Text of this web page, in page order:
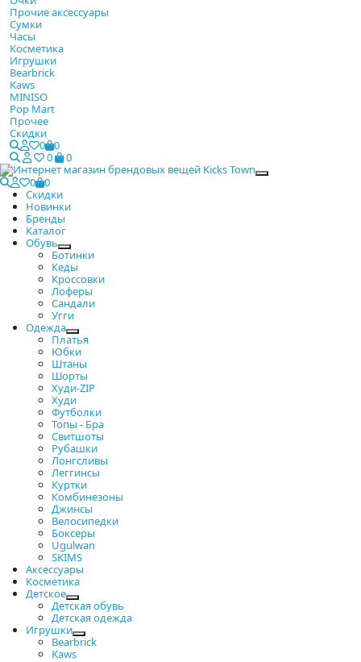
Прочие аксессуары
Сумки
Часы
Косметика
Игрушки
Bearbrick
Kaws
MINISO
Pop Mart
Прочее
Скидки
0
0
0
0
Закрыть
0
0
Скидки
Новинки
Бренды
Каталог
Обувь
Ботинки
Кеды
Кроссовки
Лоферы
Сандали
Угги
Одежда
Платья
Юбки
Штаны
Шорты
Худи-ZIP
Худи
Футболки
Топы - Бра
Свитшоты
Рубашки
Лонгсливы
Леггинсы
Куртки
Комбинезоны
Джинсы
Велосипедки
Боксеры
Ugulwan
SKIMS
Аксессуары
Косметика
Детское
Детская обувь
Детская одежда
Игрушки
Bearbrick
Kaws